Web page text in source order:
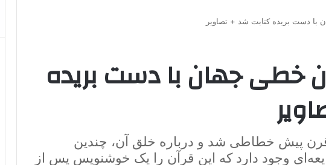
با دست بریده کتابت شد + تصاویر
خطی جهان با دست بریده
بایسنغری بیش از ۶ قرن پیش خطاطی شد و درباره خلق آن، چندین
وجود دارد که این قرآن را یک خوشنویس پس از